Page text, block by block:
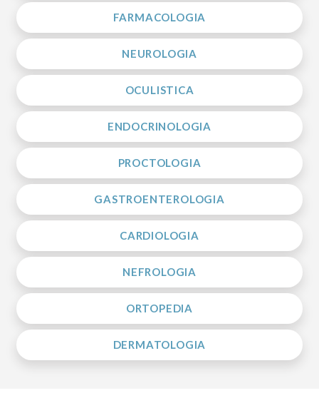
FARMACOLOGIA
NEUROLOGIA
OCULISTICA
ENDOCRINOLOGIA
PROCTOLOGIA
GASTROENTEROLOGIA
CARDIOLOGIA
NEFROLOGIA
ORTOPEDIA
DERMATOLOGIA